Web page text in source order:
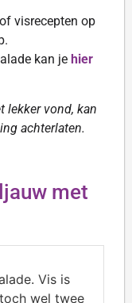
visrecepten op
kan je hier
lekker vond, kan
achterlaten.
met
Vis is
wel twee